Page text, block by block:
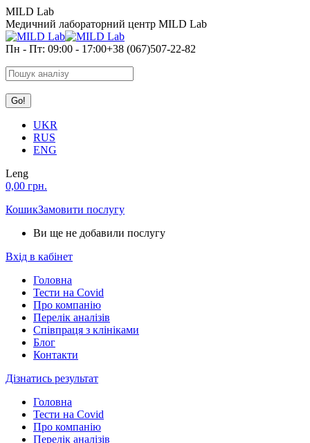
Skip
to
content
MILD Lab
Медичний лабораторний центр MILD Lab
Пн - Пт: 09:00 - 17:00+38 (067)507-22-82
Search:
UKR
RUS
ENG
Leng
0,00 грн.
КошикЗамовити послугу
Ви ще не добавили послугу
Вхід в кабінет
Головна
Тести на Covid
Про компанію
Перелік аналізів
Співпраця з клініками
Блог
Контакти
Дізнатись результат
Головна
Тести на Covid
Про компанію
Перелік аналізів